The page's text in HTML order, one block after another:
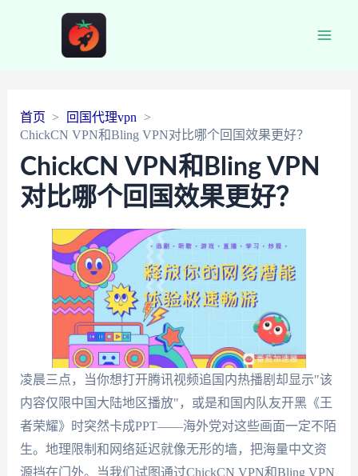
首页
回国代理vpn
ChickCN VPN和Bling VPN对比哪个回国效果更好？
ChickCN VPN和Bling VPN
对比哪个回国效果更好？
凌晨三点，当你想打开腾讯视频追国内热播剧却显示"该
内容仅限中国大陆地区播放"，或是和国内队友开黑《王
者荣耀》时突然卡成PPT——海外党对这些画面一定不陌
生。地理限制和网络延迟就像无形的墙，把海量中文资
源挡在门外。当我们试图通过ChickCN VPN和Bling VPN